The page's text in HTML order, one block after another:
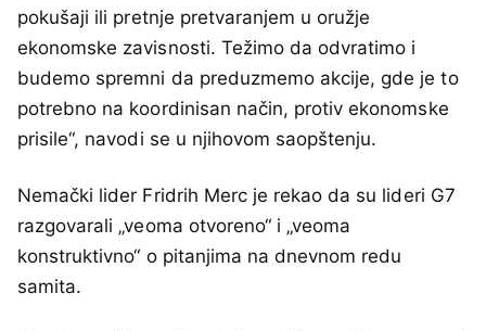
pokušaji ili pretnje pretvaranjem u oružje
ekonomske zavisnosti. Težimo da odvratimo i
budemo spremni da preduzmemo akcije, gde je to
potrebno na koordinisan način, protiv ekonomske
prisile“, navodi se u njihovom saopštenju.
Nemački lider Fridrih Merc je rekao da su lideri G7
razgovarali „veoma otvoreno“ i „veoma
konstruktivno“ o pitanjima na dnevnom redu
samita.